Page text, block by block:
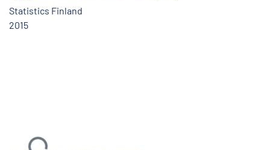
Statistics Finland
2015